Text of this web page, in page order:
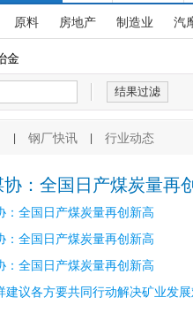
原料 房地产 制造业 汽
金
钢厂快讯 行业动态
协：全国日产煤炭量再
：全国日产煤炭量再创新高
：全国日产煤炭量再创新高
：全国日产煤炭量再创新高
建议各方要共同行动解决矿业发